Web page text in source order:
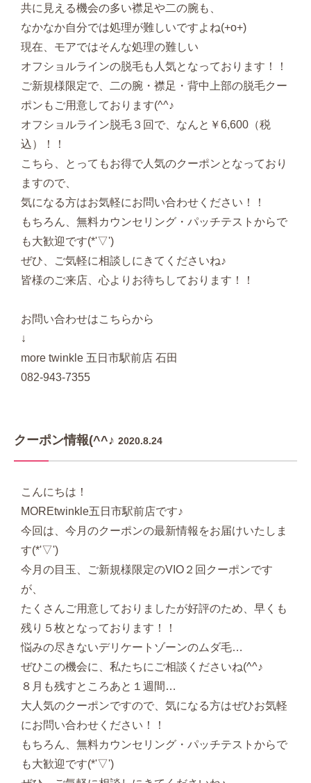
共に見える機会の多い襟足や二の腕も、
なかなか自分では処理が難しいですよね(+o+)
現在、モアではそんな処理の難しい
オフショルラインの脱毛も人気となっております！！
ご新規様限定で、二の腕・襟足・背中上部の脱毛クー
ポンもご用意しております(^^♪
オフショルライン脱毛３回で、なんと￥6,600（税
込）！！
こちら、とってもお得で人気のクーポンとなっており
ますので、
気になる方はお気軽にお問い合わせください！！
もちろん、無料カウンセリング・パッチテストからで
も大歓迎です(*'▽')
ぜひ、ご気軽に相談しにきてくださいね♪
皆様のご来店、心よりお待ちしております！！
お問い合わせはこちらから
↓
more twinkle 五日市駅前店 石田
082-943-7355
クーポン情報(^^♪ 2020.8.24
こんにちは！
MOREtwinkle五日市駅前店です♪
今回は、今月のクーポンの最新情報をお届けいたしま
す(*'▽')
今月の目玉、ご新規様限定のVIO２回クーポンです
が、
たくさんご用意しておりましたが好評のため、早くも
残り５枚となっております！！
悩みの尽きないデリケートゾーンのムダ毛…
ぜひこの機会に、私たちにご相談くださいね(^^♪
８月も残すところあと１週間…
大人気のクーポンですので、気になる方はぜひお気軽
にお問い合わせください！！
もちろん、無料カウンセリング・パッチテストからで
も大歓迎です(*'▽')